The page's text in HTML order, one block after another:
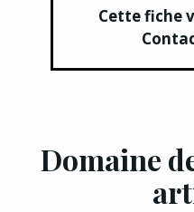
Cette fiche
Domaine